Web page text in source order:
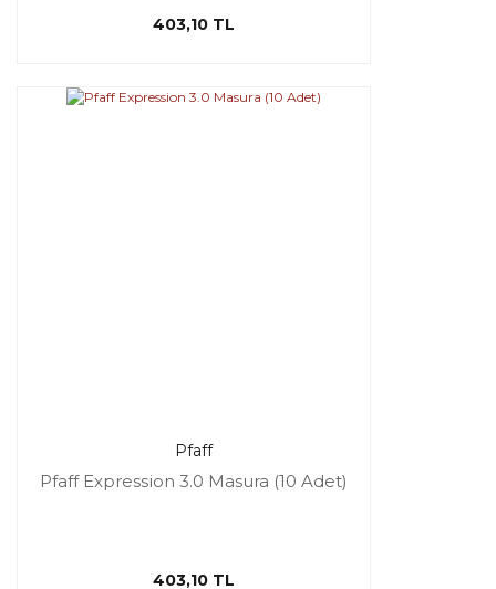
403,10 TL
Pfaff
Pfaff Expression 3.0 Masura (10 Adet)
403,10 TL